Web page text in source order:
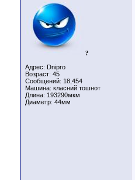
?
Адрес: Dnipro
Возраст: 45
Сообщений: 18,454
Машина: класний тошнот
Длина: 193290мкм
Диаметр: 44мм